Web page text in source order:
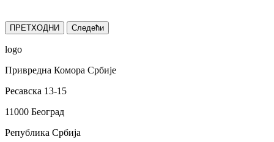
ПРЕТХОДНИ Следећи
logo
Привредна Комора Србије
Ресавска 13-15
11000 Београд
Република Србија